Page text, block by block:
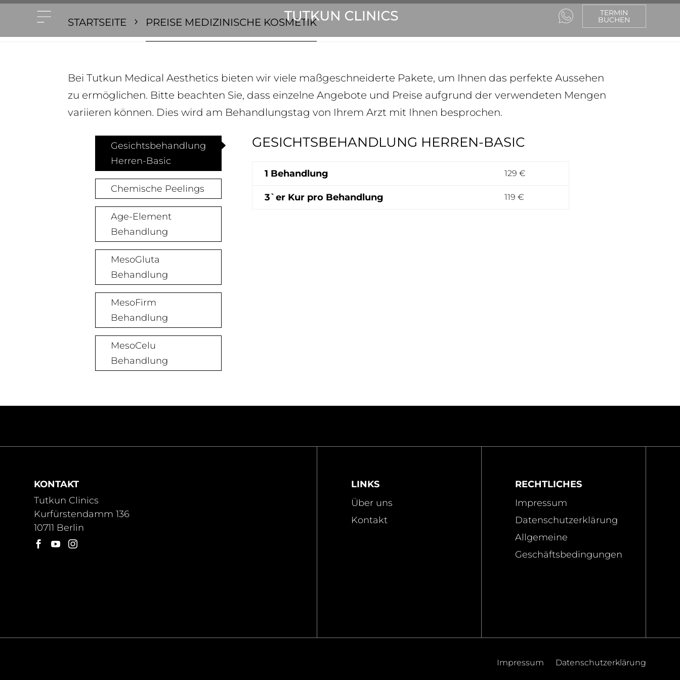
TERMIN
BUCHEN
STARTSEITE PREISE MEDIZINISCHE KOSMETIK
Bei Tutkun Medical Aesthetics bieten wir viele maßgeschneiderte Pakete, um Ihnen das perfekte Aussehen
zu ermöglichen. Bitte beachten Sie, dass einzelne Angebote und Preise aufgrund der verwendeten Mengen
variieren können. Dies wird am Behandlungstag von Ihrem Arzt mit Ihnen besprochen.
Gesichtsbehandlung
Herren-Basic
Chemische Peelings
Age-Element
Behandlung
MesoGluta
Behandlung
MesoFirm
Behandlung
MesoCelu
Behandlung
GESICHTSBEHANDLUNG HERREN-BASIC
1 Behandlung 129 €
3`er Kur pro Behandlung 119 €
KONTAKT
Tutkun Clinics
Kurfürstendamm 136
10711 Berlin
  
LINKS
Über uns
Kontakt
RECHTLICHES
Impressum
Datenschutzerklärung
Allgemeine
Geschäftsbedingungen
Impressum Datenschutzerklärung